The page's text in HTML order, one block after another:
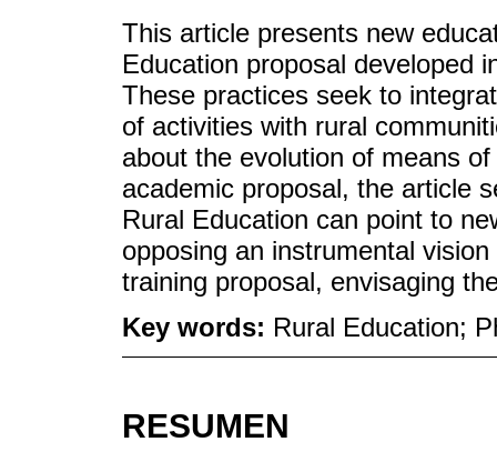
This article presents new
Education proposal developed
These practices seek to
of activities with rural
about the evolution of means
academic proposal, the article
Rural Education can point to
opposing an instrumental
training proposal, envisaging
Key words: Rural Education;
RESUMEN